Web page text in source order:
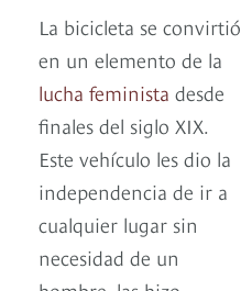
La bicicleta se convirtió
en un elemento de la
lucha feminista desde
finales del siglo XIX.
Este vehículo les dio la
independencia de ir a
cualquier lugar sin
necesidad de un